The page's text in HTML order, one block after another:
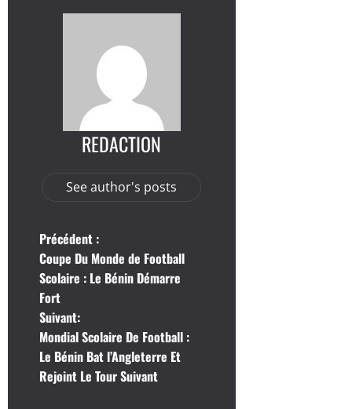
REDACTION
See author's posts
N
a
v
i
g
Précédent :
Coupe Du Monde de Football
Scolaire : Le Bénin Démarre
Fort
Suivant:
Mondial Scolaire De Football :
Le Bénin Bat l’Angleterre Et
Rejoint Le Tour Suivant